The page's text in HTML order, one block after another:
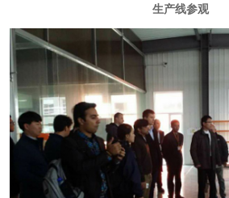
生产线参观